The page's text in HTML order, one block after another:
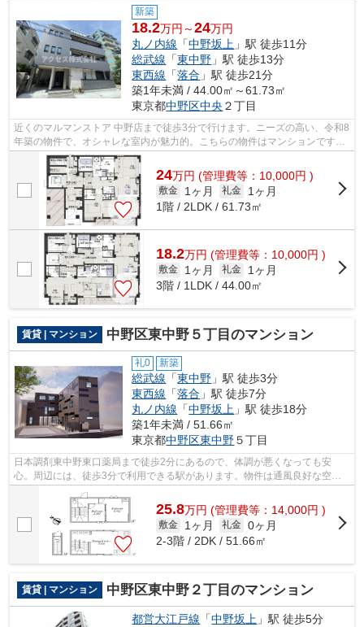
新築
18.2万円～24万円
丸ノ内線 「中野坂上 」駅 徒歩11分
総武線 「東中野 」駅 徒歩13分
東西線 「落合 」駅 徒歩21分
築1年未満 / 44.00㎡～61.73㎡
東京都中野区中央 ２丁目
近くのマルマンストア 中野店まで徒歩3分で行けます。ニーズの高い、令和8
年築の物件で、オシャレな室内が魅力的。こちらの物件はマンションです。
シンプルながらも風の通り道がしっか...
24万円 (管理費等：10,000円 )
敷金 1ヶ月 礼金
1ヶ月
1階 / 2LDK / 61.73㎡
18.2万円 (管理費等：10,000円 )
敷金 1ヶ月 礼金
1ヶ月
3階 / 1LDK / 44.00㎡
賃貸 | マンション 中野区東中野５丁目のマンション
礼0 新築
総武線 「東中野 」駅 徒歩3分
東西線 「落合 」駅 徒歩7分
丸ノ内線 「中野坂上 」駅 徒歩18分
築1年未満 / 51.66㎡
東京都中野区東中野５丁目
日本調剤東中野東口薬局まで徒歩2分にあるので、体調が悪くなっても安
心。周辺には、徒歩3分で利用できる駅があります。物件は通風良好な空間
です。アクセスには中野区エリアの賃貸情...
25.8万円 (管理費等：14,000円 )
敷金 1ヶ月 礼金 0ヶ月
2-3階 / 2DK / 51.66㎡
賃貸 | マンション 中野区東中野２丁目のマンション
都営大江戸線 「中野坂上 」駅 徒歩5分